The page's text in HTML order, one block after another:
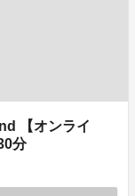
【オンライ
分